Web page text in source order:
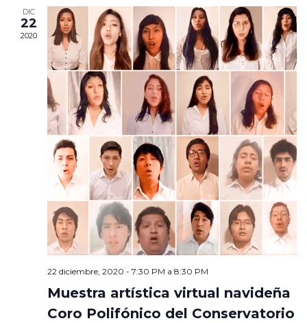
DIC
22
2020
22 diciembre, 2020 - 7:30 PM a 8:30 PM
Muestra artística virtual navideña
Coro Polifónico del Conservatorio